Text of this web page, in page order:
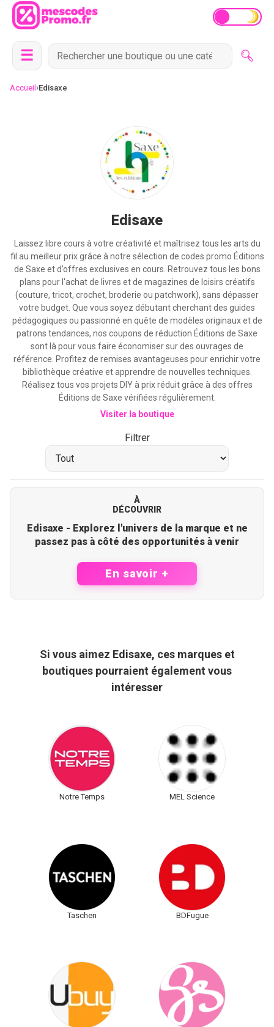
☰
Accueil ›Edisaxe
Edisaxe
Laissez libre cours à votre créativité et maîtrisez tous les arts du
fil au meilleur prix grâce à notre sélection de codes promo Éditions
de Saxe et d’offres exclusives en cours. Retrouvez tous les bons
plans pour l'achat de livres et de magazines de loisirs créatifs
(couture, tricot, crochet, broderie ou patchwork), sans dépasser
votre budget. Que vous soyez débutant cherchant des guides
pédagogiques ou passionné en quête de modèles originaux et de
patrons tendances, nos coupons de réduction Éditions de Saxe
sont là pour vous faire économiser sur des ouvrages de
référence. Profitez de remises avantageuses pour enrichir votre
bibliothèque créative et apprendre de nouvelles techniques.
Réalisez tous vos projets DIY à prix réduit grâce à des offres
Éditions de Saxe vérifiées régulièrement.
Visiter la boutique
Filtrer
À
DÉCOUVRIR
Edisaxe - Explorez l'univers de la marque et ne
passez pas à côté des opportunités à venir
En savoir +
Si vous aimez Edisaxe, ces marques et
boutiques pourraient également vous
intéresser
Notre Temps MEL Science
Taschen BDFugue